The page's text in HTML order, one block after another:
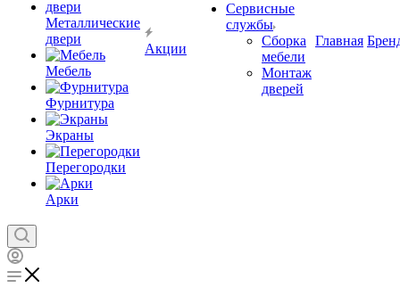
Металлические
двери
Мебель
Фурнитура
Экраны
Перегородки
Арки
Акции
Сервисные
службы
Сборка
мебели
Монтаж
дверей
Главная